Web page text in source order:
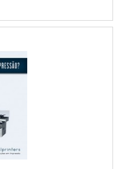
um objeto
em
....